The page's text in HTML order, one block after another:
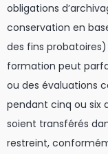
obligations
conservation en
des fins probatoires)
formation peut
ou des évaluations
pendant cinq ou six
soient transférés
restreint,